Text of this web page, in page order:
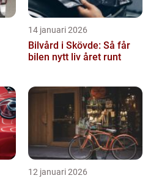
14 januari 2026
Bilvård i Skövde: Så får
bilen nytt liv året runt
12 januari 2026